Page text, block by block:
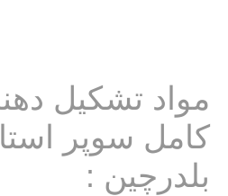
مواد تشکیل
کامل سوپر
بلدرچین :